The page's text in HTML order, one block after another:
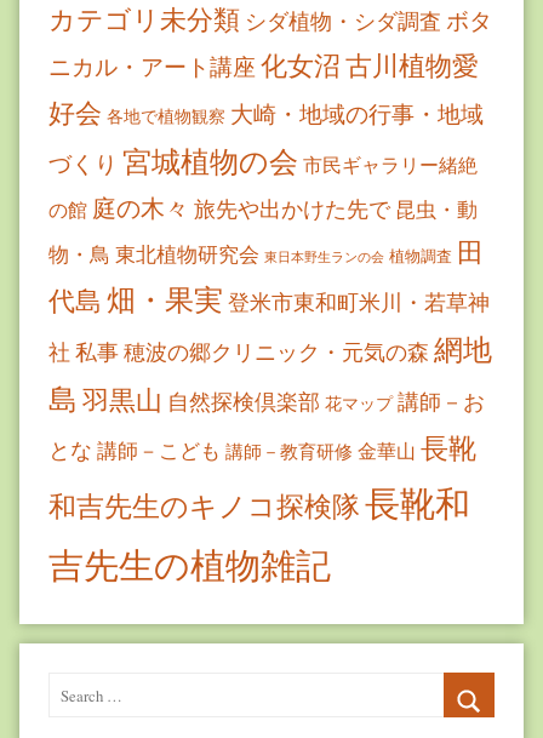
カテゴリ未分類 シダ植物・シダ調査 ボタ
ニカル・アート講座 化女沼古川植物愛
好会 各地で植物観察 大崎・地域の行事・地域
づくり 宮城植物の会 市民ギャラリー緒絶
の館 庭の木々 旅先や出かけた先で 昆虫・動
物・鳥 東北植物研究会 東日本野生ランの会 植物調査 田
代島 畑・果実 登米市東和町米川・若草神
社 私事穂波の郷クリニック・元気の森 網地
島 羽黒山 自然探検倶楽部 花マップ 講師－お
とな 講師－こども 講師－教育研修 金華山 長靴
和吉先生のキノコ探検隊長靴和
吉先生の植物雑記
Search